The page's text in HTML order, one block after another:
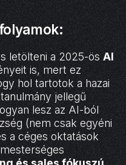
letölteni a 2025-ösAI
is, mert ez
hol tartotok a hazai
jellegű
lesz az AI-ból
(nem csak egyéni
a céges oktatások